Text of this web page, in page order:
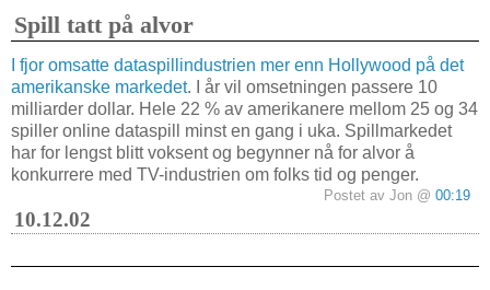
Spill tatt på alvor
I fjor omsatte dataspillindustrien mer enn Hollywood på det
amerikanske markedet. I år vil omsetningen passere 10
milliarder dollar. Hele 22 % av amerikanere mellom 25 og 34
spiller online dataspill minst en gang i uka. Spillmarkedet
har for lengst blitt voksent og begynner nå for alvor å
konkurrere med TV-industrien om folks tid og penger.
Postet av Jon @ 00:19
10.12.02